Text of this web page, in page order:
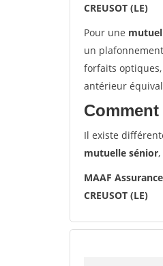
CREUSOT (LE)
Pour une
un
forfaits
antérieur
Il existe
mutuelle sénior
MAAF
CREUSOT (LE)